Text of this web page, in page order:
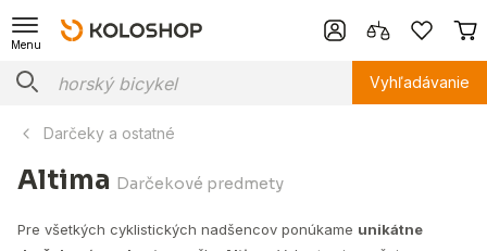
Menu
Vyhľadávanie
Darčeky a ostatné
Altima Darčekové predmety
Pre všetkých cyklistických nadšencov ponúkame unikátne